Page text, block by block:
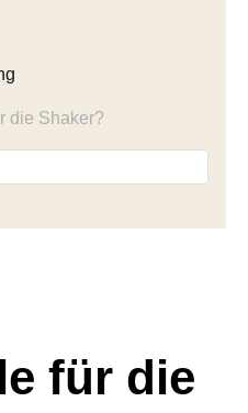
die Shaker?
für die